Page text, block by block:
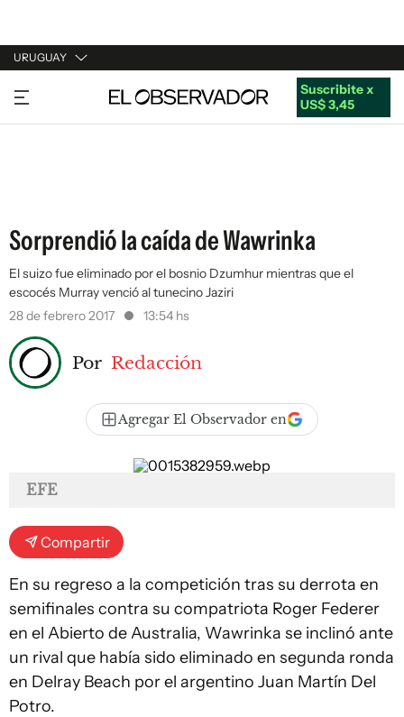
URUGUAY
URUGUAY
ARGENTINA
Suscribite x
US$ 3,45
Sorprendió la caída de Wawrinka
El suizo fue eliminado por el bosnio Dzumhur mientras que el
escocés Murray venció al tunecino Jaziri
28 de febrero 2017
13:54 hs
Por Redacción
Agregar El Observador en
EFE
Compartir
En su regreso a la competición tras su derrota en
semifinales contra su compatriota Roger Federer
en el Abierto de Australia, Wawrinka se inclinó ante
un rival que había sido eliminado en segunda ronda
en Delray Beach por el argentino Juan Martín Del
Potro.